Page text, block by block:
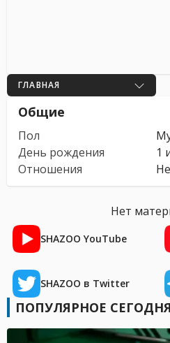
ГЛАВНАЯ
Общие
Пол
День рождения
1
Отношения
Нет
SHAZOO YouTube
SHAZOO в Twitter
ПОПУЛЯРНОЕ СЕГОДНЯ